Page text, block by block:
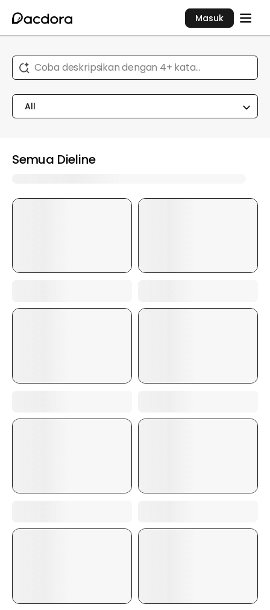
Masuk
Coba deskripsikan dengan 4+ kata...
All
Semua Dieline